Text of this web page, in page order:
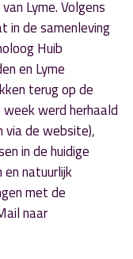
Lyme. Volgens
in de samenleving
Huib
en Lyme
terug op de
week werd herhaald
via de website),
in de huidige
natuurlijk
met de
naar